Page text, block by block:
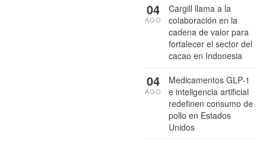
Cargill llama a la
colaboración en la
cadena de valor para
fortalecer el sector del
cacao en Indonesia
04
AGO
Medicamentos GLP-1
e inteligencia artificial
redefinen consumo de
pollo en Estados
Unidos
04
AGO